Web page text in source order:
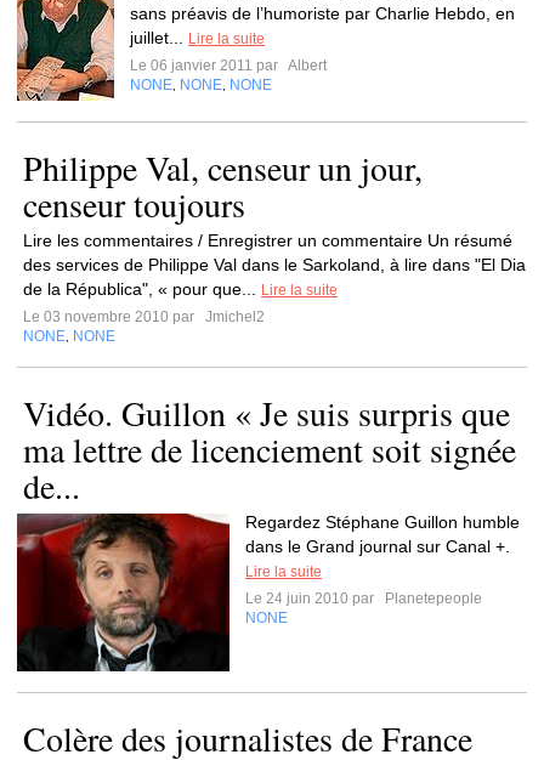
sans préavis de l’humoriste par Charlie Hebdo, en
juillet...
Lire la suite
Le 06 janvier 2011 par Albert
NONE NONE NONE
Philippe Val, censeur un jour,
censeur toujours
Lire les commentaires / Enregistrer un commentaire Un résumé
des services de Philippe Val dans le Sarkoland, à lire dans "El Dia
de la Républica", « pour que...
Lire la suite
Le 03 novembre 2010 par
Jmichel2
NONE NONE
Vidéo. Guillon « Je suis surpris que
ma lettre de licenciement soit signée
de...
Regardez Stéphane Guillon humble
dans le Grand journal sur Canal +.
Lire la suite
Le 24 juin 2010 par
Planetepeople
NONE
Colère des journalistes de France